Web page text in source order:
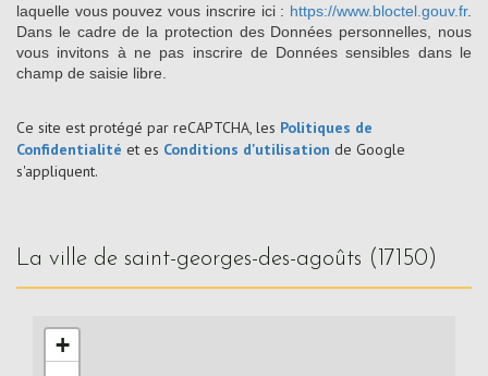
laquelle vous pouvez vous inscrire ici : https://www.bloctel.gouv.fr.
Dans le cadre de la protection des Données personnelles, nous
vous invitons à ne pas inscrire de Données sensibles dans le
champ de saisie libre.
Ce site est protégé par reCAPTCHA, les Politiques de
Confidentialité et es Conditions d'utilisation de Google
s'appliquent.
la ville de saint-georges-des-agoûts (17150)
+